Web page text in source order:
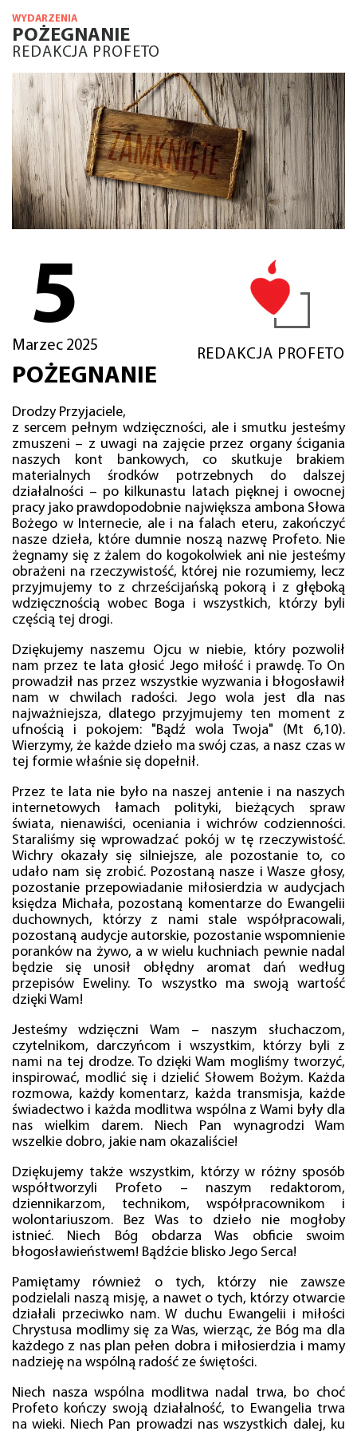
WYDARZENIA
POŻEGNANIE
REDAKCJA PROFETO
5
Marzec 2025
REDAKCJA PROFETO
POŻEGNANIE
Drodzy Przyjaciele,
z sercem pełnym wdzięczności, ale i smutku jesteśmy
zmuszeni – z uwagi na zajęcie przez organy ścigania
naszych kont bankowych, co skutkuje brakiem
materialnych środków potrzebnych do dalszej
działalności – po kilkunastu latach pięknej i owocnej
pracy jako prawdopodobnie największa ambona Słowa
Bożego w Internecie, ale i na falach eteru, zakończyć
nasze dzieła, które dumnie noszą nazwę Profeto. Nie
żegnamy się z żalem do kogokolwiek ani nie jesteśmy
obrażeni na rzeczywistość, której nie rozumiemy, lecz
przyjmujemy to z chrześcijańską pokorą i z głęboką
wdzięcznością wobec Boga i wszystkich, którzy byli
częścią tej drogi.
Dziękujemy naszemu Ojcu w niebie, który pozwolił
nam przez te lata głosić Jego miłość i prawdę. To On
prowadził nas przez wszystkie wyzwania i błogosławił
nam w chwilach radości. Jego wola jest dla nas
najważniejsza, dlatego przyjmujemy ten moment z
ufnością i pokojem: "Bądź wola Twoja" (Mt 6,10).
Wierzymy, że każde dzieło ma swój czas, a nasz czas w
tej formie właśnie się dopełnił.
Przez te lata nie było na naszej antenie i na naszych
internetowych łamach polityki, bieżących spraw
świata, nienawiści, oceniania i wichrów codzienności.
Staraliśmy się wprowadzać pokój w tę rzeczywistość.
Wichry okazały się silniejsze, ale pozostanie to, co
udało nam się zrobić. Pozostaną nasze i Wasze głosy,
pozostanie przepowiadanie miłosierdzia w audycjach
księdza Michała, pozostaną komentarze do Ewangelii
duchownych, którzy z nami stale współpracowali,
pozostaną audycje autorskie, pozostanie wspomnienie
poranków na żywo, a w wielu kuchniach pewnie nadal
będzie się unosił obłędny aromat dań według
przepisów Eweliny. To wszystko ma swoją wartość
dzięki Wam!
Jesteśmy wdzięczni Wam – naszym słuchaczom,
czytelnikom, darczyńcom i wszystkim, którzy byli z
nami na tej drodze. To dzięki Wam mogliśmy tworzyć,
inspirować, modlić się i dzielić Słowem Bożym. Każda
rozmowa, każdy komentarz, każda transmisja, każde
świadectwo i każda modlitwa wspólna z Wami były dla
nas wielkim darem. Niech Pan wynagrodzi Wam
wszelkie dobro, jakie nam okazaliście!
Dziękujemy także wszystkim, którzy w różny sposób
współtworzyli Profeto – naszym redaktorom,
dziennikarzom, technikom, współpracownikom i
wolontariuszom. Bez Was to dzieło nie mogłoby
istnieć. Niech Bóg obdarza Was obficie swoim
błogosławieństwem! Bądźcie blisko Jego Serca!
Pamiętamy również o tych, którzy nie zawsze
podzielali naszą misję, a nawet o tych, którzy otwarcie
działali przeciwko nam. W duchu Ewangelii i miłości
Chrystusa modlimy się za Was, wierząc, że Bóg ma dla
każdego z nas plan pełen dobra i miłosierdzia i mamy
nadzieję na wspólną radość ze świętości.
Niech nasza wspólna modlitwa nadal trwa, bo choć
Profeto kończy swoją działalność, to Ewangelia trwa
na wieki. Niech Pan prowadzi nas wszystkich dalej, ku